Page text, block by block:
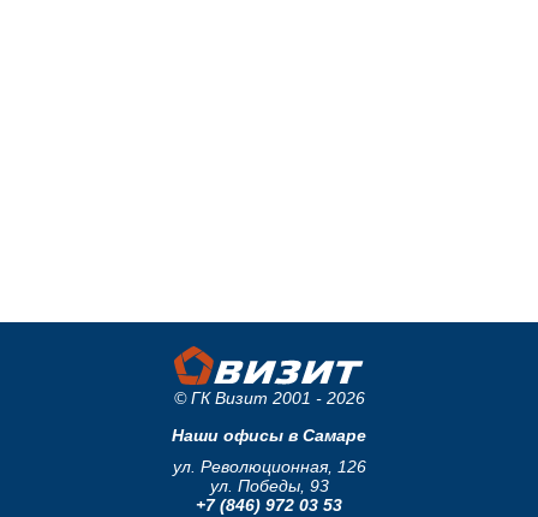
© ГК Визит 2001 - 2026
Наши офисы в Самаре
ул. Революционная, 126
ул. Победы, 93
+7 (846) 972 03 53